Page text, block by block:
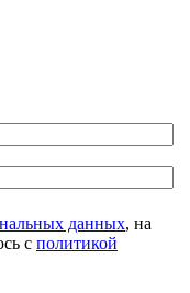
данных, на
с политикой